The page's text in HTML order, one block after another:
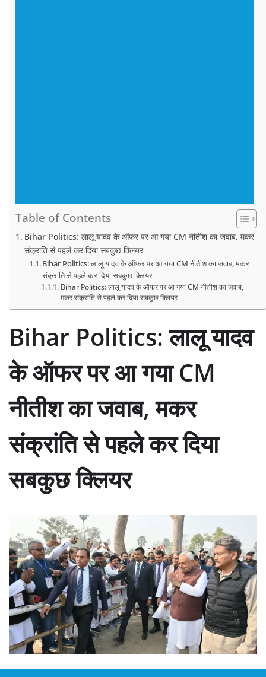
Table of Contents
Bihar Politics: लालू यादव के ऑफर पर आ गया CM नीतीश का जवाब, मकर
संक्रांति से पहले कर दिया सबकुछ क्लियर
Bihar Politics: लालू यादव के ऑफर पर आ गया CM नीतीश का जवाब, मकर
संक्रांति से पहले कर दिया सबकुछ क्लियर
Bihar Politics: लालू यादव के ऑफर पर आ गया CM नीतीश का जवाब,
मकर संक्रांति से पहले कर दिया सबकुछ क्लियर
Bihar Politics: लालू यादव
के ऑफर पर आ गया CM
नीतीश का जवाब, मकर
संक्रांति से पहले कर दिया
सबकुछ क्लियर